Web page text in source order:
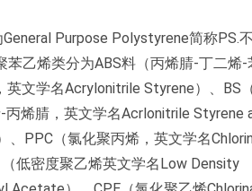
Purpose Polystyrene简称PS.
乙烯类分为ABS料（丙烯腈-丁二烯-
文学名Acrylonitrile Styrene）、BS
丙烯腈，英文学名Acrlonitrile Styrene
PPC（氯化聚丙烯，英文学名
低密度聚乙烯英文学名Low Density